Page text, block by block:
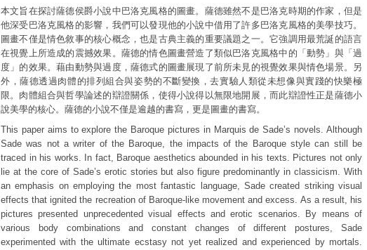
本文旨在探討薩德侯爵小說中巴洛克風格的圖畫。薩德雖然不是巴洛克時期的作家，但是
他深受巴洛克風格的影響，我們可以發現他的小說中借用了許多巴洛克風格的美學技巧。
圖畫不僅是情色敘事的核心概念，也是古典主義的重要議題之一。它強調用最荒誕的語言
在視覺上所造成的震撼效果。薩德的情色圖畫營造了類似巴洛克風格中的「動勢」與「過
度」的效果。藉由動勢與過度，薩德式的圖畫展現了前所未見的視覺效果與情色場景。另
外，薩德透過肉體的排列組合與姿勢的不斷變換，去實驗人類從未想像與實踐的快樂極
限。肉體組合與哲學論述的辯證關係，使得小說得以無限地開展，而此辯證性正是薩德小
說美學的核心。薩德的小說不僅是逾越的書寫，更是圖畫的書寫。
This paper aims to explore the Baroque pictures in Marquis de Sade’s novels. Although
Sade was not a writer of the Baroque, the impacts of the Baroque style can still be
traced in his works. In fact, Baroque aesthetics abounded in his texts. Pictures not only
lie at the core of Sade’s erotic stories but also figure predominantly in classicism. With
an emphasis on employing the most fantastic language, Sade created striking visual
effects that ignited the recreation of Baroque-like movement and excess. As a result, his
pictures presented unprecedented visual effects and erotic scenarios. By means of
various body combinations and constant changes of different postures, Sade
experimented with the ultimate ecstasy not yet realized and experienced by mortals.